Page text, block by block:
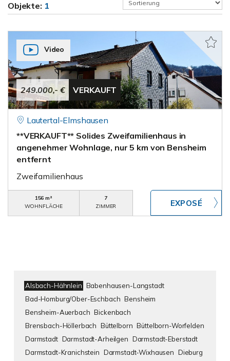
Objekte: 1
249.000,- € VERKAUFT
Video
Lautertal-Elmshausen
**VERKAUFT** Solides Zweifamilienhaus in
angenehmer Wohnlage, nur 5 km von Bensheim
entfernt
Zweifamilienhaus
156 m²
WOHNFLÄCHE
7
ZIMMER
Alsbach-Hähnlein Babenhausen-Langstadt
Bad-Homburg/Ober-Eschbach Bensheim
Bensheim-Auerbach Bickenbach
Brensbach-Höllerbach Büttelborn Büttelborn-Worfelden
Darmstadt Darmstadt-Arheilgen Darmstadt-Eberstadt
Darmstadt-Kranichstein Darmstadt-Wixhausen Dieburg